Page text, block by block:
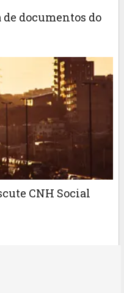
documentos do
CNH Social